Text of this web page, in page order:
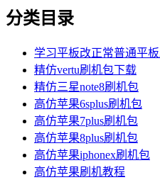
分类目录
学习平板改正常普通平
精仿vertu刷机包下载
精仿三星note8刷机包
高仿苹果6splus刷机包
高仿苹果7plus刷机包
高仿苹果8plus刷机包
高仿苹果iphonex刷机包
高仿苹果刷机教程